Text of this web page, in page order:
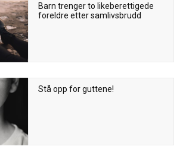
Barn trenger to likeberettigede
foreldre etter samlivsbrudd
Stå opp for guttene!